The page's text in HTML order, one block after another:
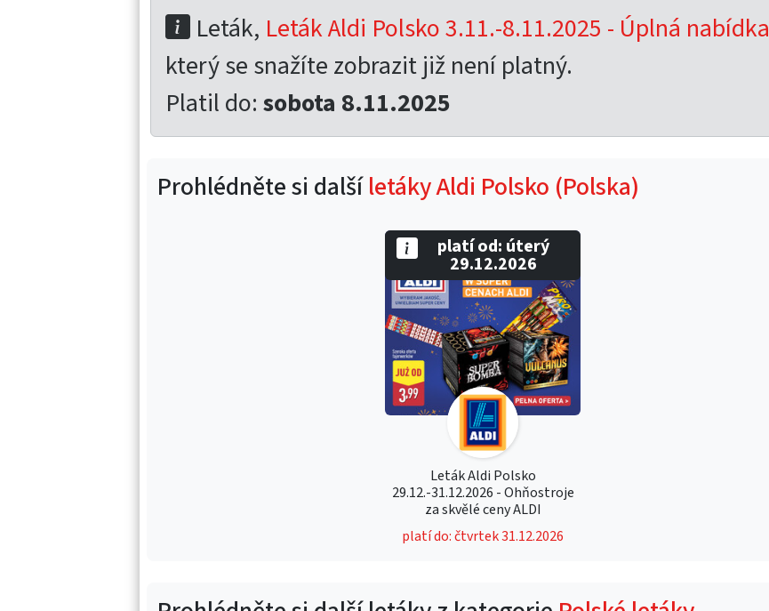
Leták, Leták Aldi Polsko 3.11.-8.11.2025 - Úplná nabídka
který se snažíte zobrazit již není platný.
Platil do: sobota 8.11.2025
Prohlédněte si dalšíletáky Aldi Polsko (Polska)
Leták Aldi Polsko
29.12.-31.12.2026 - Ohňostroje
za skvělé ceny ALDI
platí do: čtvrtek 31.12.2026
platí od: úterý
29.12.2026